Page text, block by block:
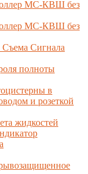
МС-КВШ без
МС-КВШ без
Сигнала
полноты
в
и розеткой
жидкостей